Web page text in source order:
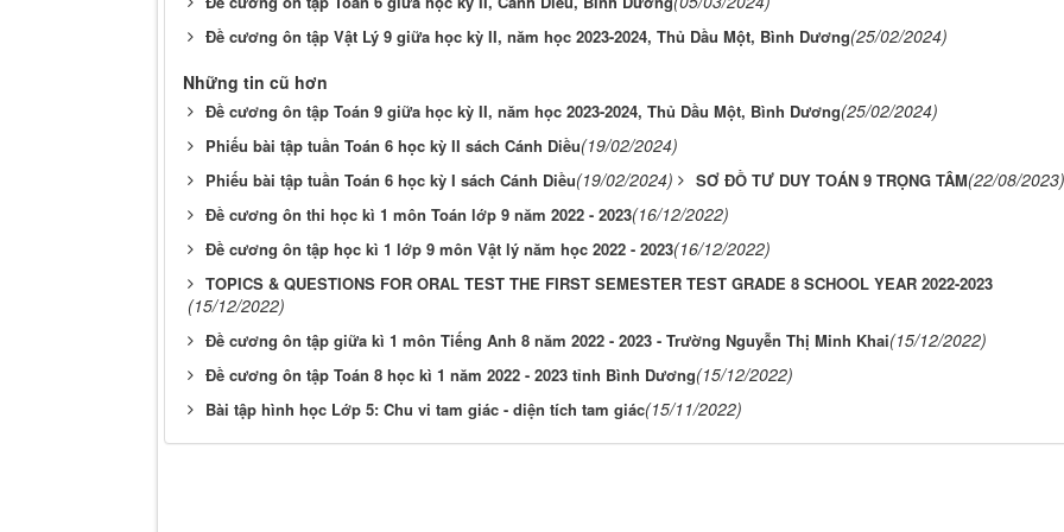
Đề cương ôn tập Vật Lý 9 giữa học kỳ II, năm học 2023-2024, Thủ Dầu Một, Bình Dương(25/02/2024)
Những tin cũ hơn
Đề cương ôn tập Toán 9 giữa học kỳ II, năm học 2023-2024, Thủ Dầu Một, Bình Dương(25/02/2024)
Phiếu bài tập tuần Toán 6 học kỳ II sách Cánh Diều(19/02/2024)
Phiếu bài tập tuần Toán 6 học kỳ I sách Cánh Diều(19/02/2024) SƠ ĐỒ TƯ DUY TOÁN 9 TRỌNG TÂM(22/08/2023)
Đề cương ôn thi học kì 1 môn Toán lớp 9 năm 2022 - 2023(16/12/2022)
Đề cương ôn tập học kì 1 lớp 9 môn Vật lý năm học 2022 - 2023(16/12/2022)
TOPICS & QUESTIONS FOR ORAL TEST THE FIRST SEMESTER TEST GRADE 8 SCHOOL YEAR 2022-2023
(15/12/2022)
Đề cương ôn tập giữa kì 1 môn Tiếng Anh 8 năm 2022 - 2023 - Trường Nguyễn Thị Minh Khai(15/12/2022)
Đề cương ôn tập Toán 8 học kì 1 năm 2022 - 2023 tỉnh Bình Dương(15/12/2022)
Bài tập hình học Lớp 5: Chu vi tam giác - diện tích tam giác(15/11/2022)